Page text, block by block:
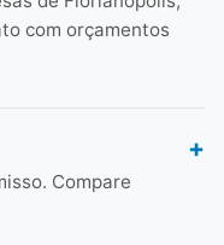
com orçamentos
Compare